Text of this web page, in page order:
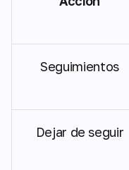
Seguimientos
Dejar de seguir